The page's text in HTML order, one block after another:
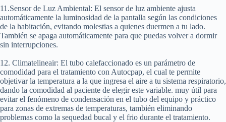
11.Sensor de Luz Ambiental: El sensor de luz ambiente ajusta
automáticamente la luminosidad de la pantalla según las condiciones
de la habitación, evitando molestias a quienes duermen a tu lado.
También se apaga automáticamente para que puedas volver a dormir
sin interrupciones.
12. Climatelineair: El tubo calefaccionado es un parámetro de
comodidad para el tratamiento con Autocpap, el cual te permite
objetivar la temperatura a la que ingresa el aire a tu sistema respiratorio,
dando la comodidad al paciente de elegir este variable. muy útil para
evitar el fenómeno de condensación en el tubo del equipo y práctico
para zonas de extremas de temperaturas, también eliminando
problemas como la sequedad bucal y el frio durante el tratamiento.